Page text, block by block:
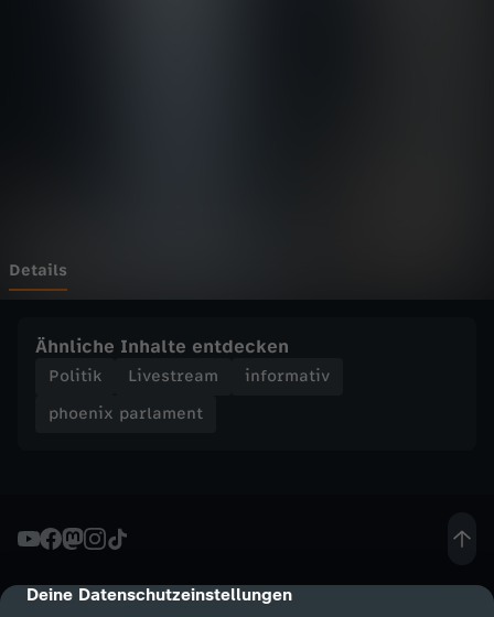
cmp-dialog-description
Deine Datenschutzeinstellungen
m
n
A
f
Details
Ähnliche Inhalte entdecken
Politik Livestream
informativ
phoenix parlament